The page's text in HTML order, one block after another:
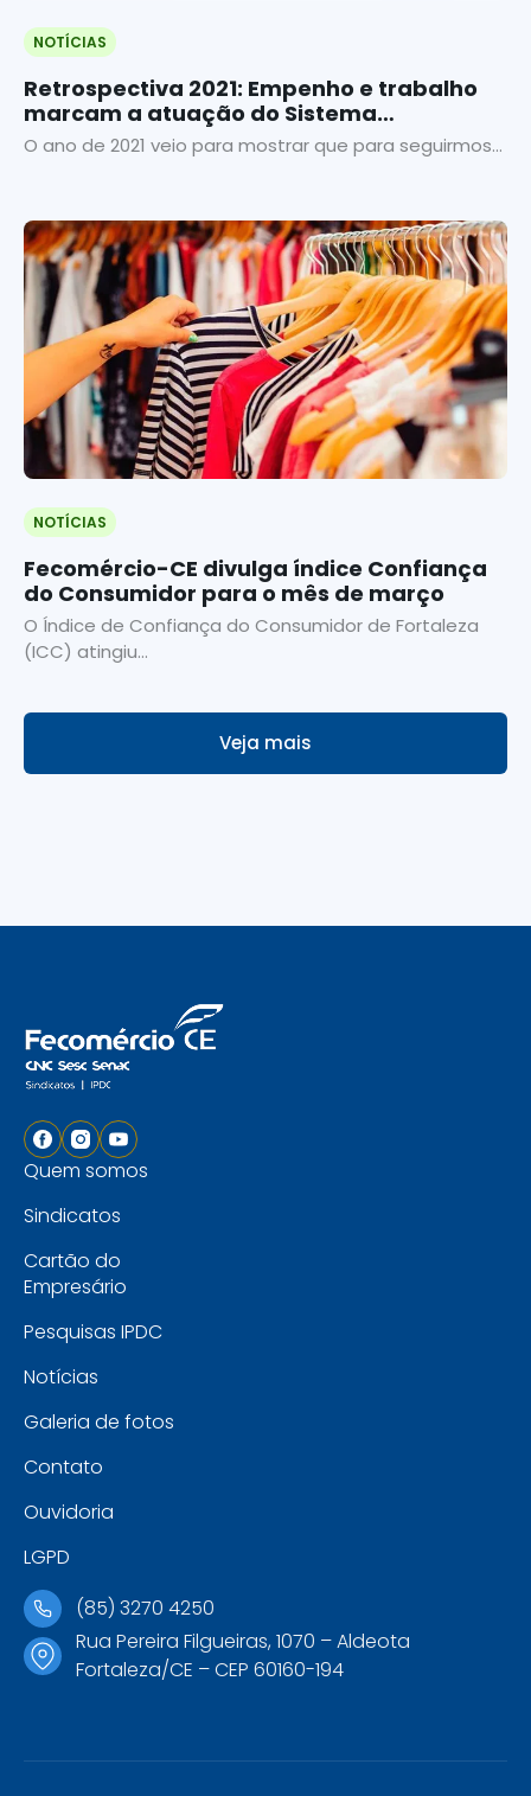
NOTÍCIAS
Retrospectiva 2021: Empenho e trabalho
marcam a atuação do Sistema
Fecomércio
O ano de 2021 veio para mostrar que para seguirmos...
NOTÍCIAS
Fecomércio-CE divulga índice Confiança
do Consumidor para o mês de março
O Índice de Confiança do Consumidor de Fortaleza
(ICC) atingiu...
Veja mais
Quem somos
Sindicatos
Cartão do
Empresário
Pesquisas IPDC
Notícias
Galeria de fotos
Contato
Ouvidoria
LGPD
(85) 3270 4250
Rua Pereira Filgueiras, 1070 – Aldeota
Fortaleza/CE – CEP 60160-194